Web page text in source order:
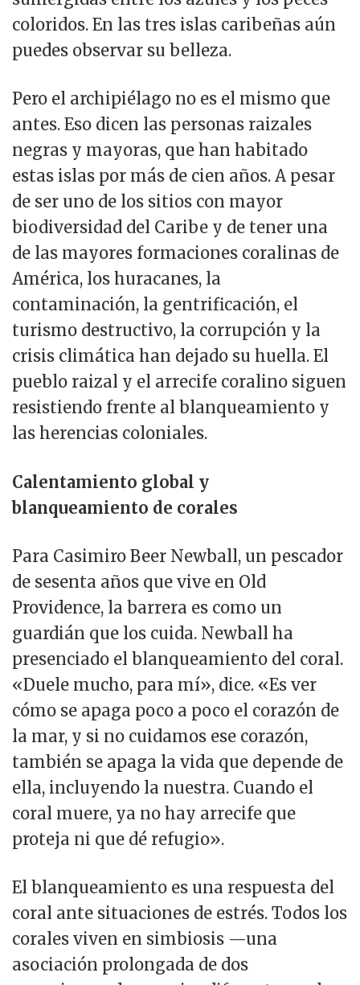
coloridos. En las tres islas caribeñas aún
puedes observar su belleza.
Pero el archipiélago no es el mismo que
antes. Eso dicen las personas raizales
negras y mayoras, que han habitado
estas islas por más de cien años. A pesar
de ser uno de los sitios con mayor
biodiversidad del Caribe y de tener una
de las mayores formaciones coralinas de
América, los huracanes, la
contaminación, la gentrificación, el
turismo destructivo, la corrupción y la
crisis climática han dejado su huella. El
pueblo raizal y el arrecife coralino siguen
resistiendo frente al blanqueamiento y
las herencias coloniales.
Calentamiento global y
blanqueamiento de corales
Para Casimiro Beer Newball, un pescador
de sesenta años que vive en Old
Providence, la barrera es como un
guardián que los cuida. Newball ha
presenciado el blanqueamiento del coral.
«Duele mucho, para mí», dice. «Es ver
cómo se apaga poco a poco el corazón de
la mar, y si no cuidamos ese corazón,
también se apaga la vida que depende de
ella, incluyendo la nuestra. Cuando el
coral muere, ya no hay arrecife que
proteja ni que dé refugio».
El blanqueamiento es una respuesta del
coral ante situaciones de estrés. Todos los
corales viven en simbiosis —una
asociación prolongada de dos